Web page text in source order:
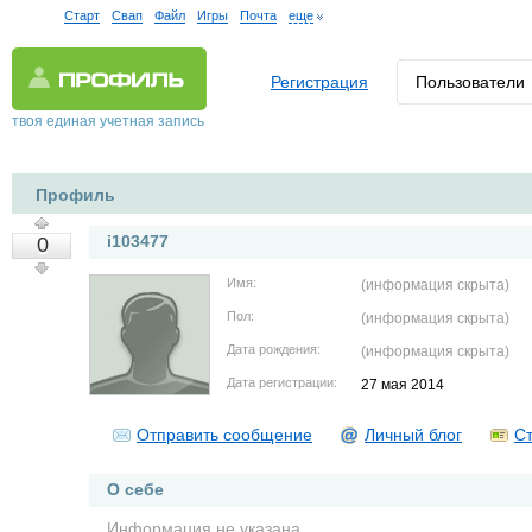
Старт Свап Файл Игры Почта еще
твоя единая учетная запись
Регистрация Пользователи
Профиль
0 i103477
Имя: (информация скрыта)
Пол: (информация скрыта)
Дата рождения: (информация скрыта)
Дата регистрации: 27 мая 2014
Отправить сообщение Личный блог
О себе